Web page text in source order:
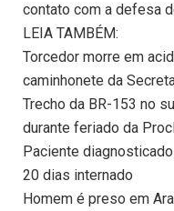
contato com a defesa
LEIA TAMBÉM:
Torcedor morre em
caminhonete da
Trecho da BR-153 no
durante feriado da
Paciente
20 dias internado
Homem é preso em